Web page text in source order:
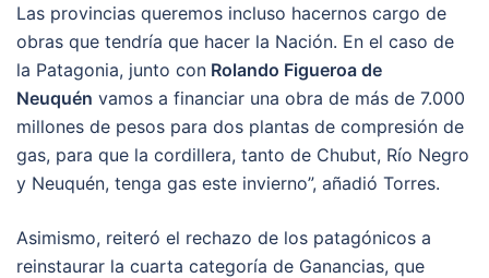
Las provincias queremos incluso hacernos cargo de
obras que tendría que hacer la Nación. En el caso de
la Patagonia, junto con Rolando Figueroa de
Neuquén vamos a financiar una obra de más de 7.000
millones de pesos para dos plantas de compresión de
gas, para que la cordillera, tanto de Chubut, Río Negro
y Neuquén, tenga gas este invierno”, añadió Torres.
Asimismo, reiteró el rechazo de los patagónicos a
reinstaurar la cuarta categoría de Ganancias, que